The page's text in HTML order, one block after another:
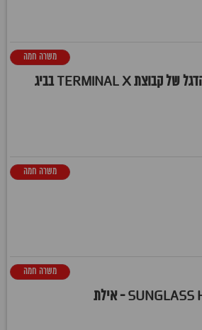
מנהלי חנויות לחנויות הדגל של קבוצת TERMINAL X בביג
משרה חמה
משרה חמה
משרה חמה